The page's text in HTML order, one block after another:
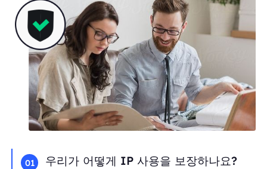
01 우리가 어떻게 IP 사용을 보장하나요?